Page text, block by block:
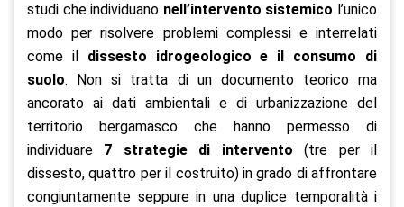
studi che individuano nell’intervento sistemico l’unico
modo per risolvere problemi complessi e interrelati
come il dissesto idrogeologico e il consumo di
suolo. Non si tratta di un documento teorico ma
ancorato ai dati ambientali e di urbanizzazione del
territorio bergamasco che hanno permesso di
individuare 7 strategie di intervento (tre per il
dissesto, quattro per il costruito) in grado di affrontare
congiuntamente seppure in una duplice temporalità i